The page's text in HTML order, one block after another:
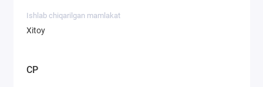
Ishlab chiqarilgan mamlakat
Xitoy
CP